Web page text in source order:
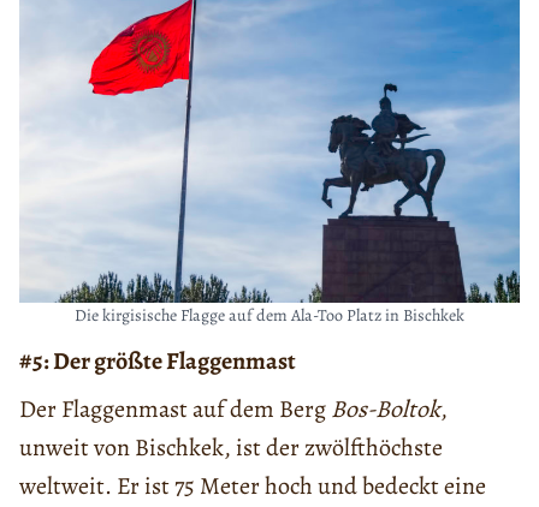
Die kirgisische Flagge auf dem Ala-Too Platz in Bischkek
#5: Der größte Flaggenmast
Der Flaggenmast auf dem BergBos-Boltok,
unweit von Bischkek, ist der zwölfthöchste
weltweit. Er ist 75 Meter hoch und bedeckt eine